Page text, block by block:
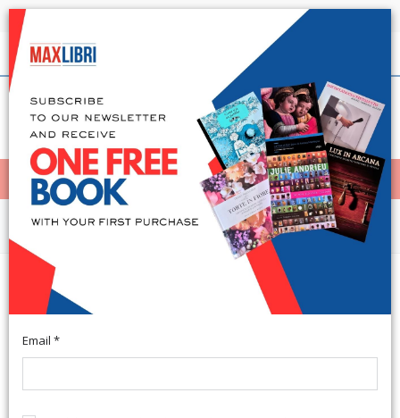
Shipping in 24h for all available books
English
< Home
MENÙ
Fiction and literature
Lo Spazio dell'Attesa. Versi
Trovati Cercando il Presente
Email *